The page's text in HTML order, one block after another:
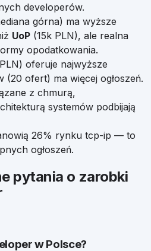
developerów.
górna) ma wyższe
UoP (15k PLN), ale realna
opodatkowania.
PLN) oferuje najwyższe
(20 ofert) ma więcej ogłoszeń.
z chmurą,
systemów podbijają
26% rynku tcp-ip — to
ogłoszeń.
pytania o zarobki
w Polsce?